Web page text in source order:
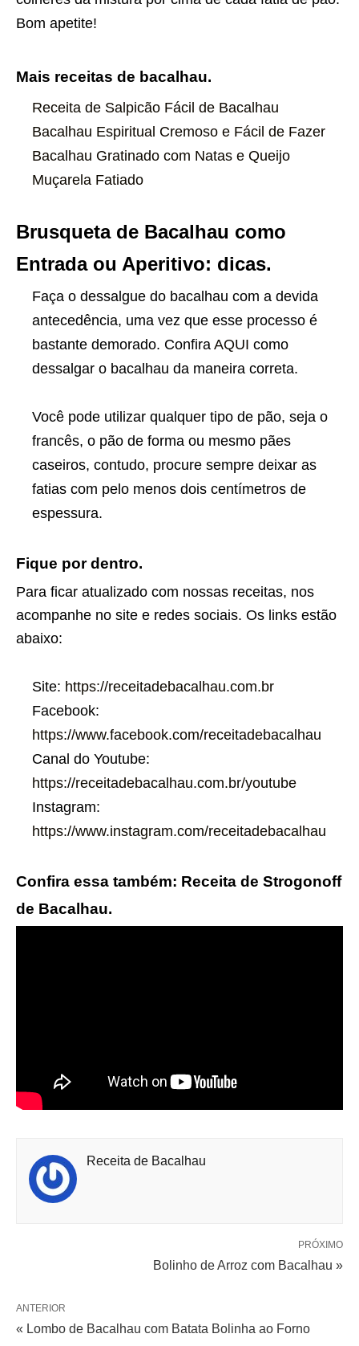
Bom apetite!
Mais receitas de bacalhau.
Receita de Salpicão Fácil de Bacalhau
Bacalhau Espiritual Cremoso e Fácil de Fazer
Bacalhau Gratinado com Natas e Queijo
Muçarela Fatiado
Brusqueta de Bacalhau como
Entrada ou Aperitivo: dicas.
Faça o dessalgue do bacalhau com a devida
antecedência, uma vez que esse processo é
bastante demorado. Confira AQUI como
dessalgar o bacalhau da maneira correta.
Você pode utilizar qualquer tipo de pão, seja o
francês, o pão de forma ou mesmo pães
caseiros, contudo, procure sempre deixar as
fatias com pelo menos dois centímetros de
espessura.
Fique por dentro.
Para ficar atualizado com nossas receitas, nos
acompanhe no site e redes sociais. Os links estão
abaixo:
Site: https://receitadebacalhau.com.br
Facebook:
https://www.facebook.com/receitadebacalhau
Canal do Youtube:
https://receitadebacalhau.com.br/youtube
Instagram:
https://www.instagram.com/receitadebacalhau
Confira essa também: Receita de Strogonoff
de Bacalhau.
Receita de Bacalhau
PRÓXIMO
Bolinho de Arroz com Bacalhau »
ANTERIOR
« Lombo de Bacalhau com Batata Bolinha ao Forno